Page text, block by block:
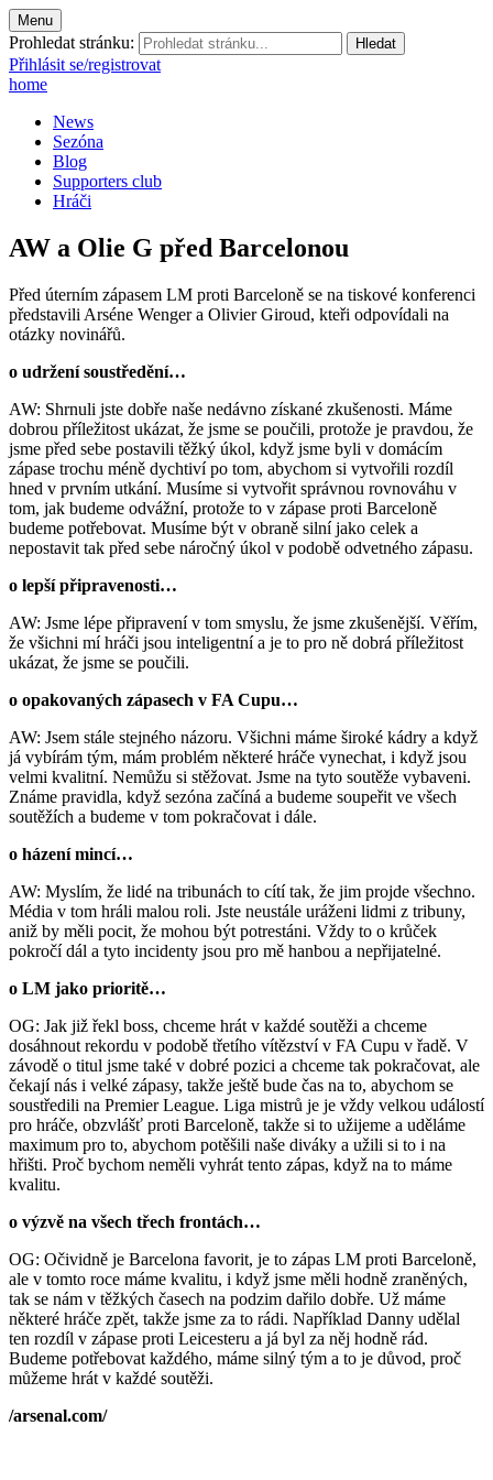
Menu
Prohledat stránku:
Přihlásit se/registrovat
home
News
Sezóna
Blog
Supporters club
Hráči
AW a Olie G před Barcelonou
Před úterním zápasem LM proti Barceloně se na tiskové konferenci
představili Arséne Wenger a Olivier Giroud, kteři odpovídali na
otázky novinářů.
o udržení soustředění…
AW: Shrnuli jste dobře naše nedávno získané zkušenosti. Máme
dobrou příležitost ukázat, že jsme se poučili, protože je pravdou, že
jsme před sebe postavili těžký úkol, když jsme byli v domácím
zápase trochu méně dychtiví po tom, abychom si vytvořili rozdíl
hned v prvním utkání. Musíme si vytvořit správnou rovnováhu v
tom, jak budeme odvážní, protože to v zápase proti Barceloně
budeme potřebovat. Musíme být v obraně silní jako celek a
nepostavit tak před sebe náročný úkol v podobě odvetného zápasu.
o lepší připravenosti…
AW: Jsme lépe připravení v tom smyslu, že jsme zkušenější. Věřím,
že všichni mí hráči jsou inteligentní a je to pro ně dobrá příležitost
ukázat, že jsme se poučili.
o opakovaných zápasech v FA Cupu…
AW: Jsem stále stejného názoru. Všichni máme široké kádry a když
já vybírám tým, mám problém některé hráče vynechat, i když jsou
velmi kvalitní. Nemůžu si stěžovat. Jsme na tyto soutěže vybaveni.
Známe pravidla, když sezóna začíná a budeme soupeřit ve všech
soutěžích a budeme v tom pokračovat i dále.
o házení mincí…
AW: Myslím, že lidé na tribunách to cítí tak, že jim projde všechno.
Média v tom hráli malou roli. Jste neustále uráženi lidmi z tribuny,
aniž by měli pocit, že mohou být potrestáni. Vždy to o krůček
pokročí dál a tyto incidenty jsou pro mě hanbou a nepřijatelné.
o LM jako prioritě…
OG: Jak již řekl boss, chceme hrát v každé soutěži a chceme
dosáhnout rekordu v podobě třetího vítězství v FA Cupu v řadě. V
závodě o titul jsme také v dobré pozici a chceme tak pokračovat, ale
čekají nás i velké zápasy, takže ještě bude čas na to, abychom se
soustředili na Premier League. Liga mistrů je je vždy velkou událostí
pro hráče, obzvlášť proti Barceloně, takže si to užijeme a uděláme
maximum pro to, abychom potěšili naše diváky a užili si to i na
hřišti. Proč bychom neměli vyhrát tento zápas, když na to máme
kvalitu.
o výzvě na všech třech frontách…
OG: Očividně je Barcelona favorit, je to zápas LM proti Barceloně,
ale v tomto roce máme kvalitu, i když jsme měli hodně zraněných,
tak se nám v těžkých časech na podzim dařilo dobře. Už máme
některé hráče zpět, takže jsme za to rádi. Například Danny udělal
ten rozdíl v zápase proti Leicesteru a já byl za něj hodně rád.
Budeme potřebovat každého, máme silný tým a to je důvod, proč
můžeme hrát v každé soutěži.
/arsenal.com/